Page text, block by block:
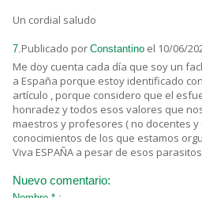
Un cordial saludo
7.Publicado por Constantino el 10/06/
Me doy cuenta cada día que soy un
a España porque estoy identificado
artículo , porque considero que el
honradez y todos esos valores que
maestros y profesores ( no docentes
conocimientos de los que estamos
Viva ESPAÑA a pesar de esos parasitos
Nuevo comentario: